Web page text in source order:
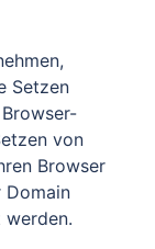
Setzen
von
Browser
Domain
werden.